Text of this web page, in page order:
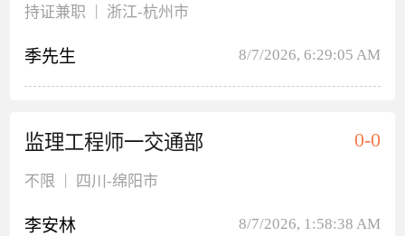
持证兼职 | 浙江-杭州市
季先生 8/7/2026, 6:29:05 AM
监理工程师一交通部 0-0
不限 | 四川 -绵阳市
李安林 8/7/2026, 1:58:38 AM